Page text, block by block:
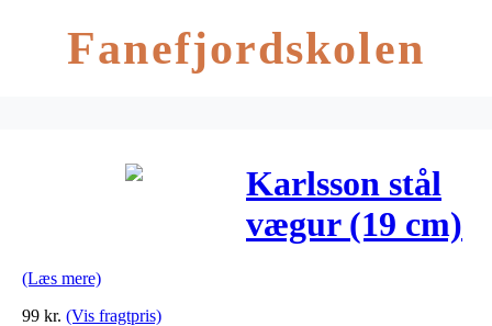
Fanefjordskolen
Karlsson stål
vægur (19 cm)
(Læs mere)
99 kr. (Vis fragtpris)